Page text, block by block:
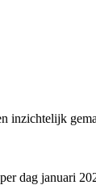
inzichtelijk
dag januari